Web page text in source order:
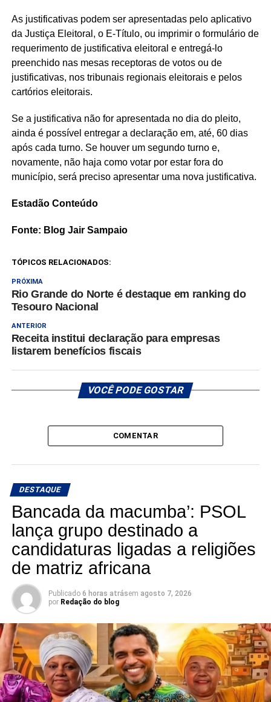
As justificativas podem ser apresentadas pelo aplicativo
da Justiça Eleitoral, o E-Título, ou imprimir o formulário de
requerimento de justificativa eleitoral e entregá-lo
preenchido nas mesas receptoras de votos ou de
justificativas, nos tribunais regionais eleitorais e pelos
cartórios eleitorais.
Se a justificativa não for apresentada no dia do pleito,
ainda é possível entregar a declaração em, até, 60 dias
após cada turno. Se houver um segundo turno e,
novamente, não haja como votar por estar fora do
município, será preciso apresentar uma nova justificativa.
Estadão Conteúdo
Fonte: Blog Jair Sampaio
TÓPICOS RELACIONADOS:
PRÓXIMA
Rio Grande do Norte é destaque em ranking do
Tesouro Nacional
ANTERIOR
Receita institui declaração para empresas
listarem benefícios fiscais
VOCÊ PODE GOSTAR
COMENTAR
DESTAQUE
Bancada da macumba’: PSOL
lança grupo destinado a
candidaturas ligadas a religiões
de matriz africana
Publicado 6 horas atrásem agosto 7, 2026
por Redação do blog